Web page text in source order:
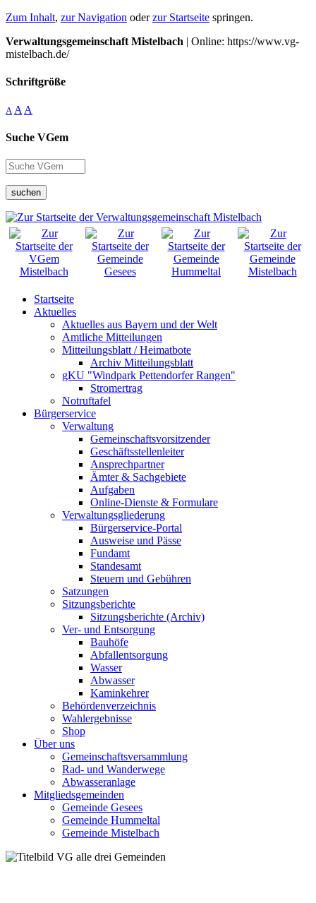
Zum Inhalt, zur Navigation oderzur Startseite springen.
Verwaltungsgemeinschaft Mistelbach | Online: https://www.vg-
mistelbach.de/
Schriftgröße
A A A
Suche VGem
suchen
Startseite
Aktuelles
Aktuelles aus Bayern und der Welt
Amtliche Mitteilungen
Mitteilungsblatt / Heimatbote
Archiv Mitteilungsblatt
gKU "Windpark Pettendorfer Rangen"
Stromertrag
Notruftafel
Bürgerservice
Verwaltung
Gemeinschaftsvorsitzender
Geschäftsstellenleiter
Ansprechpartner
Ämter & Sachgebiete
Aufgaben
Online-Dienste & Formulare
Verwaltungsgliederung
Bürgerservice-Portal
Ausweise und Pässe
Fundamt
Standesamt
Steuern und Gebühren
Satzungen
Sitzungsberichte
Sitzungsberichte (Archiv)
Ver- und Entsorgung
Bauhöfe
Abfallentsorgung
Wasser
Abwasser
Kaminkehrer
Behördenverzeichnis
Wahlergebnisse
Shop
Über uns
Gemeinschaftsversammlung
Rad- und Wanderwege
Abwasseranlage
Mitgliedsgemeinden
Gemeinde Gesees
Gemeinde Hummeltal
Gemeinde Mistelbach